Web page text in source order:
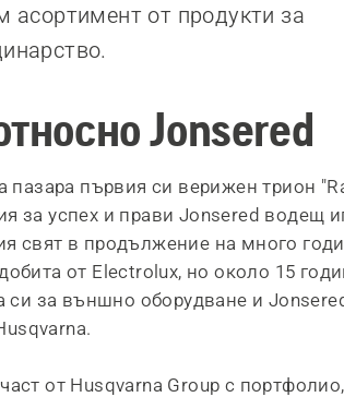
асортимент от продукти за
Jonsered
пазара първия си верижен трион
за успех и прави Jonsered водещ
свят в продължение на много
от Electrolux, но около 15
си за външно оборудване и
от Husqvarna Group с